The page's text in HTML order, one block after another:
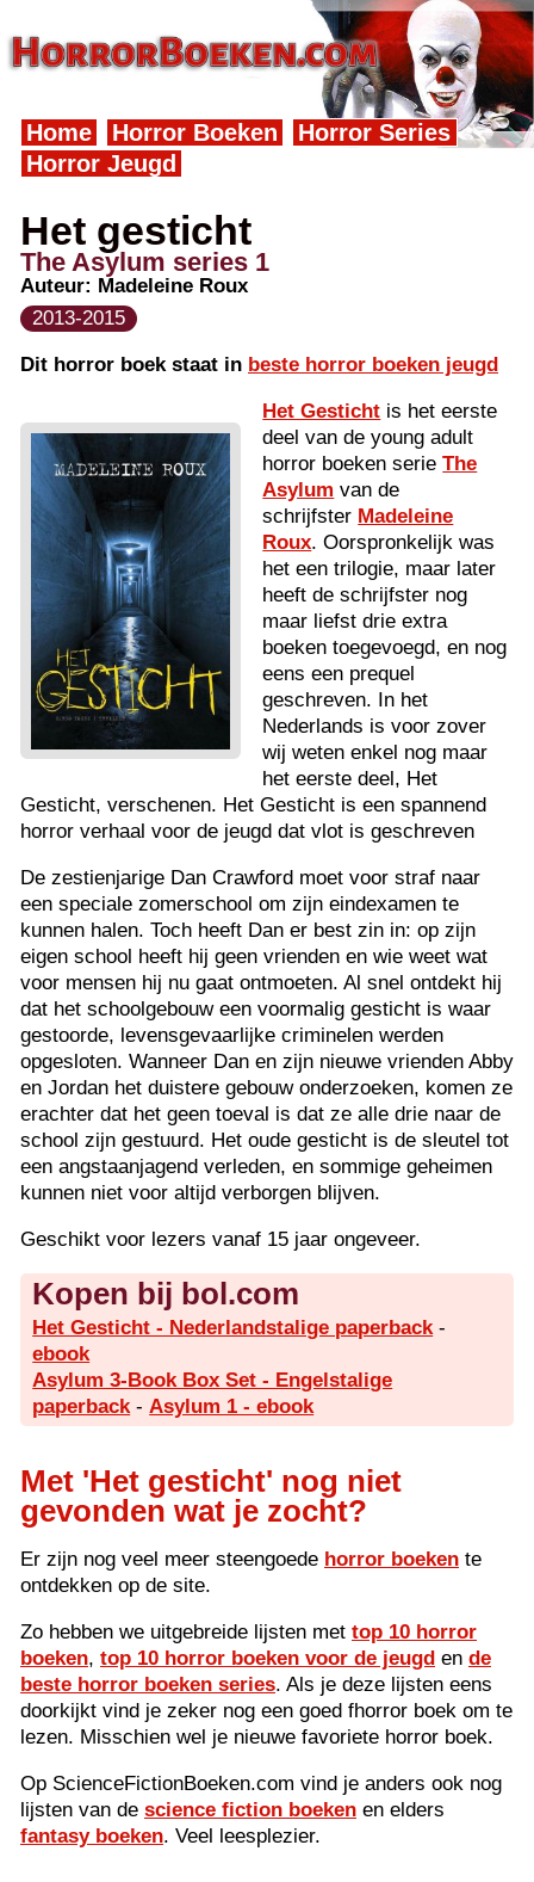
Home Horror Boeken
Horror Series
Horror Jeugd
Het gesticht
The Asylum series 1
Auteur: Madeleine Roux
2013-2015
Dit horror boek staat in beste horror boeken jeugd
Het Gesticht is het eerste
deel van de young adult
horror boeken serieThe
Asylum van de
schrijfster Madeleine
Roux. Oorspronkelijk was
het een trilogie, maar later
heeft de schrijfster nog
maar liefst drie extra
boeken toegevoegd, en nog
eens een prequel
geschreven. In het
Nederlands is voor zover
wij weten enkel nog maar
het eerste deel, Het
Gesticht, verschenen. Het Gesticht is een spannend
horror verhaal voor de jeugd dat vlot is geschreven
De zestienjarige Dan Crawford moet voor straf naar
een speciale zomerschool om zijn eindexamen te
kunnen halen. Toch heeft Dan er best zin in: op zijn
eigen school heeft hij geen vrienden en wie weet wat
voor mensen hij nu gaat ontmoeten. Al snel ontdekt hij
dat het schoolgebouw een voormalig gesticht is waar
gestoorde, levensgevaarlijke criminelen werden
opgesloten. Wanneer Dan en zijn nieuwe vrienden Abby
en Jordan het duistere gebouw onderzoeken, komen ze
erachter dat het geen toeval is dat ze alle drie naar de
school zijn gestuurd. Het oude gesticht is de sleutel tot
een angstaanjagend verleden, en sommige geheimen
kunnen niet voor altijd verborgen blijven.
Geschikt voor lezers vanaf 15 jaar ongeveer.
Kopen bij bol.com
Het Gesticht - Nederlandstalige paperback-
ebook
Asylum 3-Book Box Set - Engelstalige
paperback-Asylum 1 - ebook
Met 'Het gesticht' nog niet
gevonden wat je zocht?
Er zijn nog veel meer steengoede horror boeken te
ontdekken op de site.
Zo hebben we uitgebreide lijsten met top 10 horror
boeken, top 10 horror boeken voor de jeugd en de
beste horror boeken series. Als je deze lijsten eens
doorkijkt vind je zeker nog een goed fhorror boek om te
lezen. Misschien wel je nieuwe favoriete horror boek.
Op ScienceFictionBoeken.com vind je anders ook nog
lijsten van de science fiction boeken en elders
fantasy boeken. Veel leesplezier.